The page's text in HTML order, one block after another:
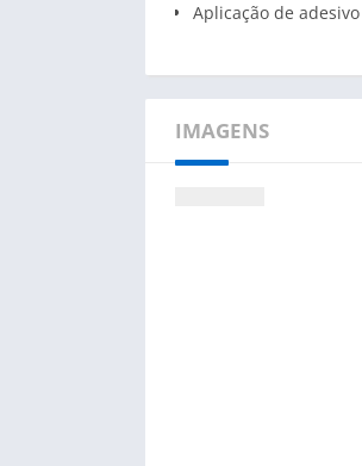
Aplicação de
IMAGENS